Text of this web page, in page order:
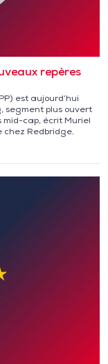
repères
est aujourd’hui
segment plus ouvert
mid-cap, écrit Muriel
chez Redbridge.